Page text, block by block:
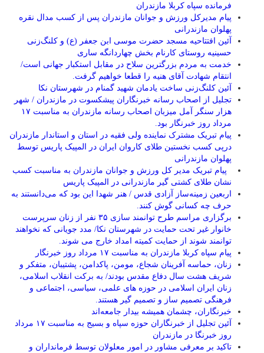
فرمانده سپاه کربلا مازندران
پیام مدیرکل ورزش و جوانان مازندران پس از کسب مدال نقره
پهلوان مازندرانی
آئین افتتاحیه مسجد حضرت موسی ابن جعفر (ع) و کلنگ‌زنی
حسینیه روستای کارنام بخش چهاردانگه ساری
خدمت به مردم بزرگترین سلاح در مقابل استکبار جهانی است/
انتقام شهادت آقای هنیه را قطعا خواهیم گرفت.
آئین کلنگ‌زنی ساخت یادمان شهید گمنام در شهرستان نکا
تجلیل از اصحاب رسانه خبرنگاران پیشکسوت در مازندران / شهر
هزار سنگر آمل میزبان اصحاب رسانه مازندران به مناسبت ۱۷
مرداد روز خبرنگار بود.
پیام تبریک مشترک نماینده ولی فقیه در استان و استاندار مازندران
درپی کسب نخستین طلای کاروان ایران در المپیک پاریس توسط
پهلوان مازندرانی
‍ ‍ پیام تبریک مدیر کل ورزش و جوانان مازندران به مناسبت کسب
نشان طلای کشتی گیر مازندرانی در المپیک پاریس
اربعین زمینه‌ساز آزادی قدس / هنر شهدا این بود که می‌دانستند به
حرف چه کسانی گوش کنند.
برگزاری مراسم طرح توانمند سازی ۳۵ نفر از زنان سرپرست
خانوار غیر تحت حمایت در شهرستان نکا/ مدد جویانی که نخواهند
توانمند شوند از حمایت کمیته امداد خارج می شوند.
پیام سپاه کربلا مازندران به مناسبت ۱۷ مرداد روز خبرنگار
زنان، حماسه آفرینان شجاع، مومن، پاکدامن، پشتیبان، متفکر و
شریف هشت سال دفاع مقدس بودند/ به برکت انقلاب اسلامی،
زنان ایران اسلامی در حوزه های علمی، سیاسی، اجتماعی و
فرهنگی تصمیم ساز و تصمیم گیر هستند.
خبرنگاران، چشمان همیشه بیدار جامعه‌اند
آئین تجلیل از خبرنگاران حوزه سپاه و بسیج به مناسبت ۱۷ مرداد
روز خبرنگا در مازندران
تاکید بر معرفی مشاور در امور معلولان توسط فرمانداران و